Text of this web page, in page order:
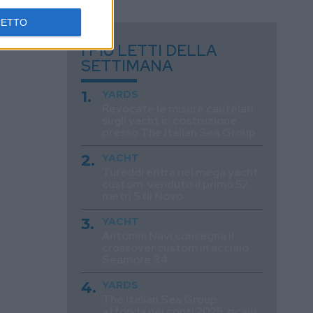
I PIÙ LETTI DELLA
SETTIMANA
YARDS
YACHT
YACHT
YARDS